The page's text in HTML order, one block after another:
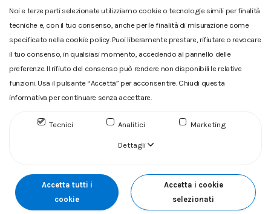
Glossario|Privacy|Cookie|Reclamo
fiscale 00304790538 (P.IVA) già iscritta al n.10.029 - Capitale
Noi e terze parti selezionate utilizziamo cookie o tecnologie simili per finalità
tecniche e, con il tuo consenso, anche per le finalità di misurazione come
specificato nella cookie policy. Puoi liberamente prestare, rifiutare o revocare
il tuo consenso, in qualsiasi momento, accedendo al pannello delle
preferenze. Il rifiuto del consenso può rendere non disponibili le relative
funzioni. Usa il pulsante “Accetta” per acconsentire. Chiudi questa
informativa per continuare senza accettare.
Tecnici Analitici Marketing
Dettagli
Accetta tutti i
cookie
Accetta i cookie
selezionati